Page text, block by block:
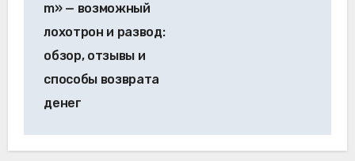
m» — возможный
лохотрон и развод:
обзор, отзывы и
способы возврата
денег